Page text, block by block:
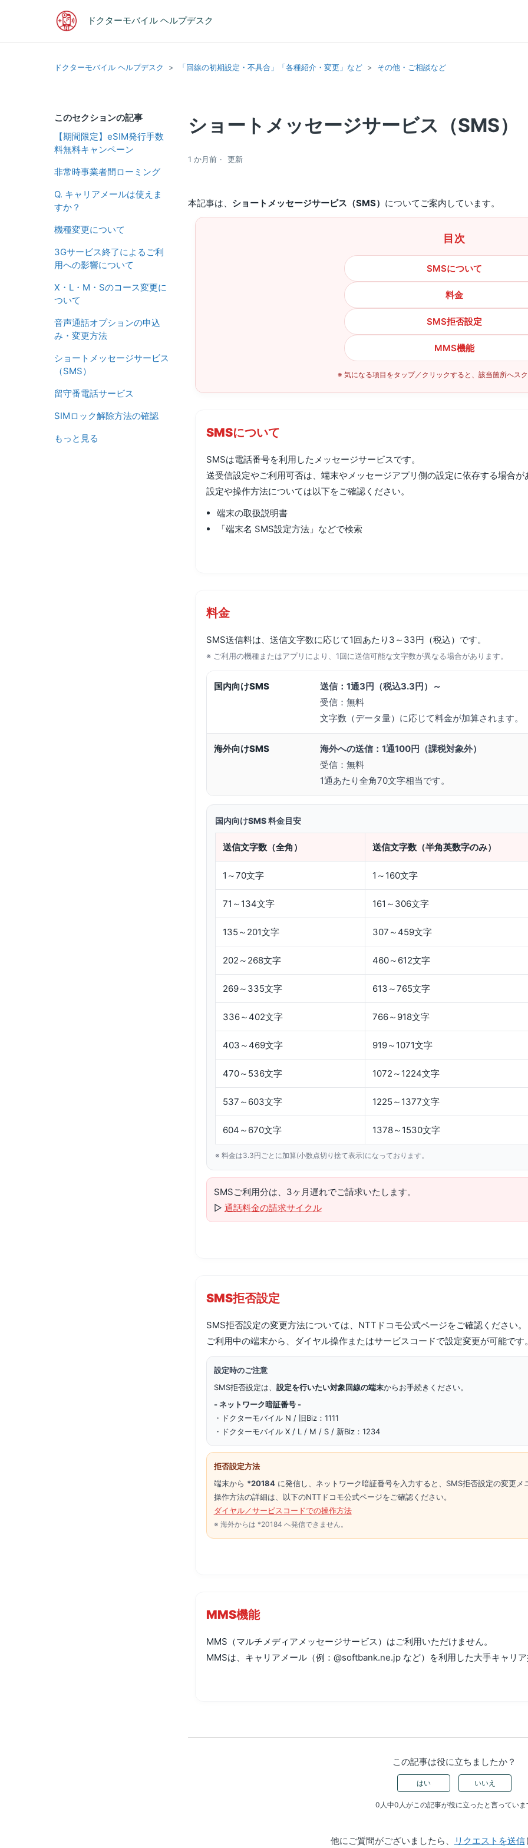
ドクターモバイル ヘルプデスク
ドクターモバイル ヘルプデスク 「回線の初期設定・不具合」「各種紹介・変更」など その他・ご相談など
このセクションの記事
【期間限定】eSIM発行手数
料無料キャンペーン
非常時事業者間ローミング
Q. キャリアメールは使えま
すか？
機種変更について
3Gサービス終了によるご利
用への影響について
X・L・M・Sのコース変更に
ついて
音声通話オプションの申込
み・変更方法
ショートメッセージサービス
（SMS）
留守番電話サービス
SIMロック解除方法の確認
もっと見る
ショートメッセージサービス（SMS）
1 か月前 更新
本記事は、 ショートメッセージサービス（SMS） についてご案内しています。
目次
SMSについて
料金
SMS拒否設定
MMS機能
※ 気になる項目をタップ／クリックすると、該当箇所へス
SMSについて
SMSは電話番号を利用したメッセージサービスです。
送受信設定やご利用可否は、端末やメッセージアプリ側の設定に依存する場合が
設定や操作方法については以下をご確認ください。
端末の取扱説明書
「端末名 SMS設定方法」などで検索
料金
SMS送信料は、送信文字数に応じて1回あたり3～33円（税込）です。
※ ご利用の機種またはアプリにより、1回に送信可能な文字数が異なる場合があります。
国内向けSMS
送信：1通3円（税込3.3円）～
受信：無料
文字数（データ量）に応じて料金が加算されます。
海外向けSMS
海外への送信：1通100円（課税対象外）
受信：無料
1通あたり全角70文字相当です。
国内向けSMS 料金目安
送信文字数（全角） 送信文字数（半角英数字のみ）
1～70文字 1～160文字
71～134文字 161～306文字
135～201文字 307～459文字
202～268文字 460～612文字
269～335文字 613～765文字
336～402文字 766～918文字
403～469文字 919～1071文字
470～536文字 1072～1224文字
537～603文字 1225～1377文字
604～670文字 1378～1530文字
※ 料金は3.3円ごとに加算(小数点切り捨て表示)になっております。
SMSご利用分は、3ヶ月遅れでご請求いたします。
▷ 通話料金の請求サイクル
SMS拒否設定
SMS拒否設定の変更方法については、NTTドコモ公式ページをご確認ください。
ご利用中の端末から、ダイヤル操作またはサービスコードで設定変更が可能です。
設定時のご注意
SMS拒否設定は、 設定を行いたい対象回線の端末からお手続きください。
- ネットワーク暗証番号 -
・ドクターモバイル N / 旧Biz：1111
・ドクターモバイル X / L / M / S / 新Biz：1234
拒否設定方法
端末から *20184に発信し、ネットワーク暗証番号を入力すると、SMS拒否設定の変更メ
操作方法の詳細は、以下のNTTドコモ公式ページをご確認ください。
ダイヤル／サービスコードでの操作方法
※ 海外からは *20184 へ発信できません。
MMS機能
MMS（マルチメディアメッセージサービス）はご利用いただけません。
MMSは、キャリアメール（例：@softbank.ne.jp など）を利用した大手キャリア
この記事は役に立ちましたか？
はい いいえ
0人中0人がこの記事が役に立ったと言っていま
他にご質問がございましたら、 リクエストを送信